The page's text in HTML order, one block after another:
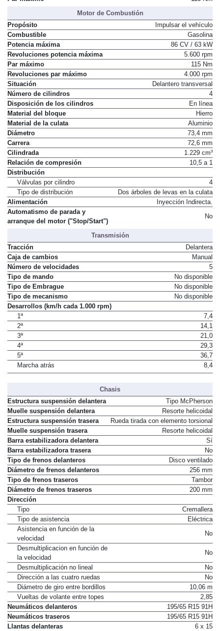
Motor de Combustión
Propósito
Impulsar el vehículo
Combustible
Gasolina
Potencia máxima
86 CV / 63 kW
Revoluciones potencia máxima
5.600 rpm
Par máximo
115 Nm
Revoluciones par máximo
4.000 rpm
Situación
Delantero transversal
Número de cilindros
4
Disposición de los cilindros
En línea
Material del bloque
Hierro
Material de la culata
Aluminio
Diámetro
73,4 mm
Carrera
72,6 mm
Cilindrada
1.229 cm³
Relación de compresión
10,5 a 1
Distribución
Válvulas por cilindro
4
Tipo de distribución
Dos árboles de levas en la culata
Alimentación
Inyección Indirecta.
Automatismo de parada y
arranque del motor ("Stop/Start")
No
Transmisión
Tracción
Delantera
Caja de cambios
Manual
Número de velocidades
5
Tipo de mando
No disponible
Tipo de Embrague
No disponible
Tipo de mecanismo
No disponible
Desarrollos (km/h cada 1.000 rpm)
1ª
7,4
2ª
14,1
3ª
21,0
4ª
29,3
5ª
36,7
Marcha atrás
8,4
Chasis
Estructura suspensión delantera
Tipo McPherson
Muelle suspensión delantera
Resorte helicoidal
Estructura suspensión trasera
Rueda tirada con elemento torsional
Muelle suspensión trasera
Resorte helicoidal
Barra estabilizadora delantera
Sí
Barra estabilizadora trasera
No
Tipo de frenos delanteros
Disco ventilado
Diámetro de frenos delanteros
256 mm
Tipo de frenos traseros
Tambor
Diámetro de frenos traseros
200 mm
Dirección
Tipo
Cremallera
Tipo de asistencia
Eléctrica
Asistencia en función de la
velocidad
No
Desmultiplicacion en función de
la velocidad
No
Desmultiplicación no lineal
No
Dirección a las cuatro ruedas
No
Diámetro de giro entre bordillos
10,06 m
Vueltas de volante entre topes
2,85
Neumáticos delanteros
195/65 R15 91H
Neumáticos traseros
195/65 R15 91H
Llantas delanteras
6 x 15